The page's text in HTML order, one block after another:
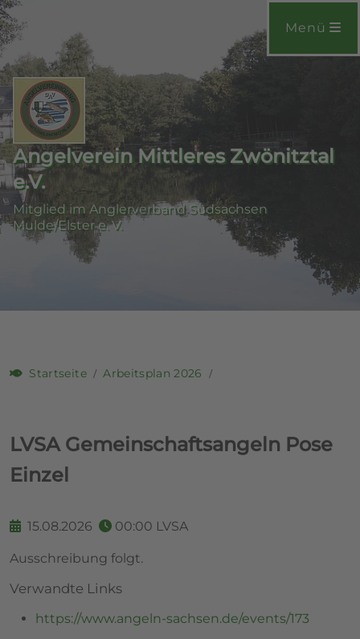
Menü
Angelverein Mittleres Zwönitztal
e.V.
Mitglied im Anglerverband Südsachsen
Mulde/Elster e. V.
Startseite Arbeitsplan 2026
LVSA Gemeinschaftsangeln Pose
Einzel
15.08.2026 00:00 LVSA
Ausschreibung folgt.
Verwandte Links
https://www.angeln-sachsen.de/events/173